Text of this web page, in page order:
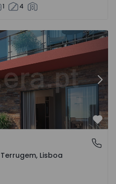
1 4
Lisboa
Lisboa